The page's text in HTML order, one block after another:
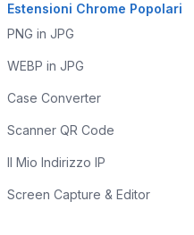
Estensioni Chrome Popolari
PNG in JPG
WEBP in JPG
Case Converter
Scanner QR Code
Il Mio Indirizzo IP
Screen Capture & Editor